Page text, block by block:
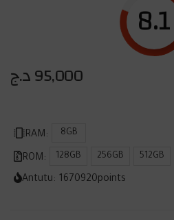
8.1
95,000د.ج
RAM: 8GB
ROM: 128GB 256GB 512GB
Antutu: 1670920points